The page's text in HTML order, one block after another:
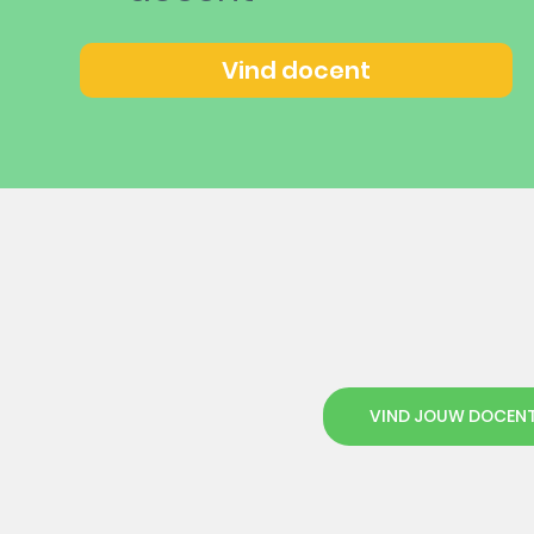
Vind docent
VIND JOUW